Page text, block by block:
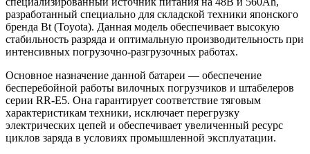
разработанный специально для складской техники японского
бренда Bt (Toyota). Данная модель обеспечивает высокую
стабильность разряда и оптимальную производительность при
интенсивных погрузочно-разгрузочных работах.
Основное назначение данной батареи — обеспечение
бесперебойной работы вилочных погрузчиков и штабелеров
серии RR-E5. Она гарантирует соответствие тяговым
характеристикам техники, исключает перегрузку
электрических цепей и обеспечивает увеличенный ресурс
циклов заряда в условиях промышленной эксплуатации.